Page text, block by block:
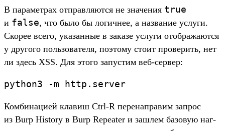
В парамет­рах отправ­ляют­ся не зна­чения true
и false, что было бы логич­нее, а наз­вание услу­ги.
Ско­рее все­го, ука­зан­ные в заказе услу­ги отоб­ража­ются
у дру­гого поль­зовате­ля, поэто­му сто­ит про­верить, нет
ли здесь XSS. Для это­го запус­тим веб‑сер­вер:
python3 -m http. server
Ком­бинаци­ей кла­виш Ctrl-R перенап­равим зап­рос
из Burp History в Burp Repeater и заш­лем базовую наг­